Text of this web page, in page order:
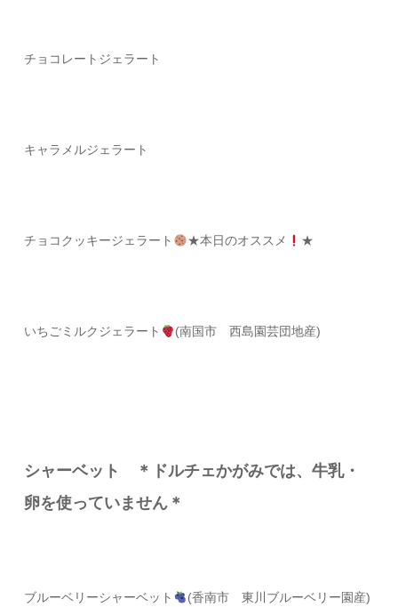
チョコレート ジェラート
キャラメルジェラート
チョコクッキージェラート ★本日のオススメ ★
いちごミルクジェラート (南国市 西島園芸団地産)
シャーベット ＊ドルチェかがみでは、牛乳・
卵を使っていません＊
ブルーベリーシャーベット (香南市 東川ブルーベリー園産)